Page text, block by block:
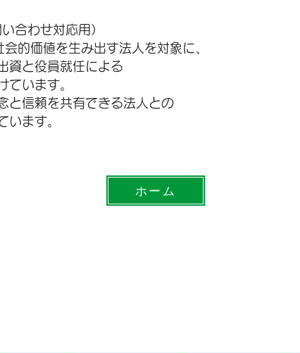
合わせ対応用）
的価値を生み出す法人を対象に、
資と役員就任による
ています。
と信頼を共有できる法人との
います。
ホーム